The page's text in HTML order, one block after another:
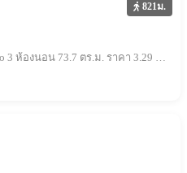
821ม.
ขาย Niche Mono Sukhumvit-Puchao 3 ห้องนอน 73.7 ตร.ม. ราคา 3.29 ล้านบาท